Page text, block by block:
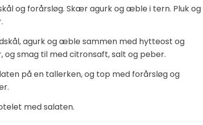
og forårsløg. Skær agurk og æble i tern. Pluk og
agurk og æble sammen med hytteost og
og smag til med citronsaft, salt og peber.
på en tallerken, og top med forårsløg og
med salaten.